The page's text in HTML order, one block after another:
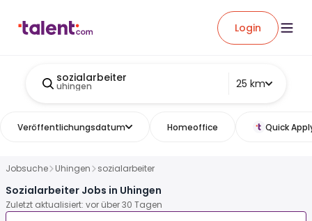
Login
sozialarbeiter
uhingen 25 km
Veröffentlichungsdatum Homeoffice Quick
Jobsuche Uhingen sozialarbeiter
Sozialarbeiter Jobs in Uhingen
Zuletzt aktualisiert: vor über 30 Tagen